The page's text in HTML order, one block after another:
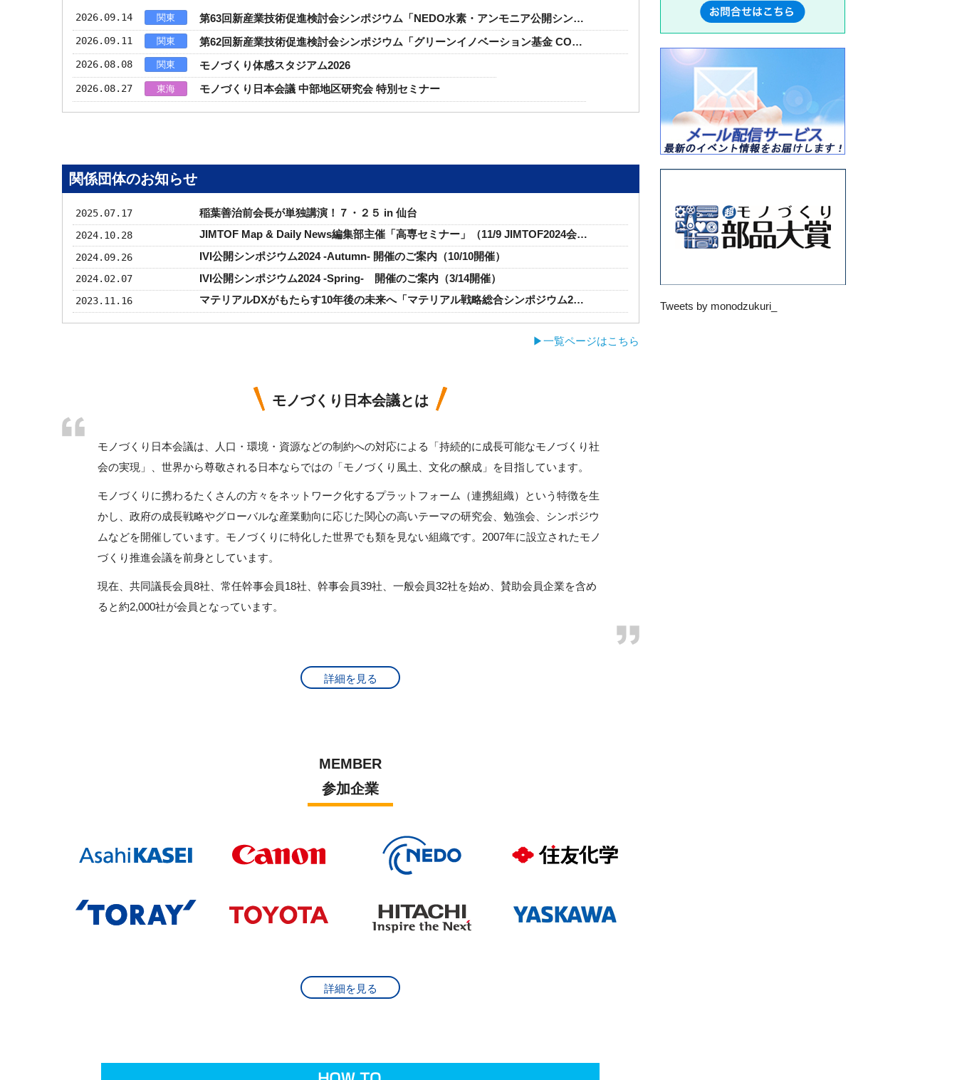
Tweets by monodzukuri_
2026.03.27 「掲載記事」を更新しました。（モノづくり日本会議専門紙面（3月））
2026.03.23 「掲載記事」を更新しました。（第7回100年企業顕彰 経産大臣賞にマルト長谷川・ユアサ商事 ）
2026.03.04 「掲載記事」を更新しました。（工場長サミット in 大阪）
2026.03.01 トピー工業株式会社にご入会いただきました。
2026.01.22 「掲載記事」を更新しました。（モノづくり日本会議 通常総会ほか）
2025.12.25 「掲載記事」を更新しました。（第22回／2025年超モノづくり部品大賞 大賞にOSG）
2025.12.16
2025年“超”モノづくり部品大賞を受賞した「高性能・低炭素型転造タップ GREEN TAP『GRT』」（オーエ
スジー）の紹介動画を公開しました。
2025.12.01 株式会社東京鋲兼にご入会いただきました。
2025.11.25 「掲載記事」を更新しました。（モノづくり日本会議専門紙面（11月））
2025.11.18 「掲載記事」を更新しました。（第59回新産業技術促進検討会シンポジウム ）
「掲載記事」を更新しました。（モノづくり日本会議専門紙面（10月））
「掲載記事」を更新しました。（中部地区研究会 特別セミナー）
2025.10.01
2025.10.01 JX金属株式会社にご入会いただきました。
2025.10.01 名南M&A株式会社にご入会いただきました。
2025.10.01 アズビル株式会社にご入会いただきました。
2025.09.29 「掲載記事」を更新しました。（モノづくり体感スタジアム2025）
2025.09.25 「掲載記事」を更新しました。（モノづくり日本会議専門紙面（9月））
2025.09.18 「掲載記事」を更新しました。（長寿企業イノベーション勉強会）
2025.09.10 「掲載記事」を更新しました。（第57回新産業技術促進検討会シンポジウム ）
2025.09.01 株式会社吉野機械製作所にご入会いただきました。
「掲載記事」を更新しました。（第56回新産業技術促進検討会シンポジウム ）
「掲載記事」を更新しました。（第1回月面開発フォーラム2025）
「掲載記事」を更新しました。（工場長サミット In ハノーバーメッセリポート）
2025.05.29 「掲載記事」を更新しました。（日本におけるドイツビジネス2025）
2025.05.07 「掲載記事」を更新しました。（第54回新産業技術促進検討会シンポジウム）
「掲載記事」を更新しました。（モノづくり日本会議専門紙面（4月））
岡部株式会社にご入会いただきました。
株式会社荏原製作所にご入会いただきました。
2025.04.01 東京計器株式会社にご入会いただきました。
2026.09.14 関東
第63回新産業技術促進検討会シンポジウム「NEDO水素・アンモニア公開シン…
2026.09.11
関東
第62回新産業技術促進検討会シンポジウム「グリーンイノベーション基金 CO…
2026.08.08
関東
モノづくり体感スタジアム2026
2026.08.27
東海 モノづくり日本会議 中部地区研究会 特別セミナー
関係団体のお知らせ
2025.07.17
稲葉善治前会長が単独講演！７・２５ in 仙台
2024.10.28
JIMTOF Map & Daily News編集部主催「高専セミナー」（11/9 JIMTOF2024会…
2024.09.26
IVI公開シンポジウム2024 -Autumn- 開催のご案内（10/10開催）
2024.02.07
IVI公開シンポジウム2024 -Spring- 開催のご案内（3/14開催）
2023.11.16
マテリアルDXがもたらす10年後の未来へ「マテリアル戦略総合シンポジウム2…
▶一覧ページはこちら
モノづくり日本会議とは
モノづくり日本会議は、人口・環境・資源などの制約への対応による「持続的に成長可能なモノづくり社
会の実現」、世界から尊敬される日本ならではの「モノづくり風土、文化の醸成」を目指しています。
モノづくりに携わるたくさんの方々をネットワーク化するプラットフォーム（連携組織）という特徴を生
かし、政府の成長戦略やグローバルな産業動向に応じた関心の高いテーマの研究会、勉強会、シンポジウ
ムなどを開催しています。モノづくりに特化した世界でも類を見ない組織です。2007年に設立されたモノ
づくり推進会議を前身としています。
現在、共同議長会員8社、常任幹事会員18社、幹事会員39社、一般会員32社を始め、賛助会員企業を含め
ると約2,000社が会員となっています。
詳細を見る
MEMBER
参加企業
詳細を見る